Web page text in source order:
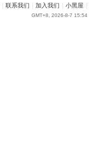
联系我们 加入我们 小黑屋
GMT+8, 2026-8-7 15:54